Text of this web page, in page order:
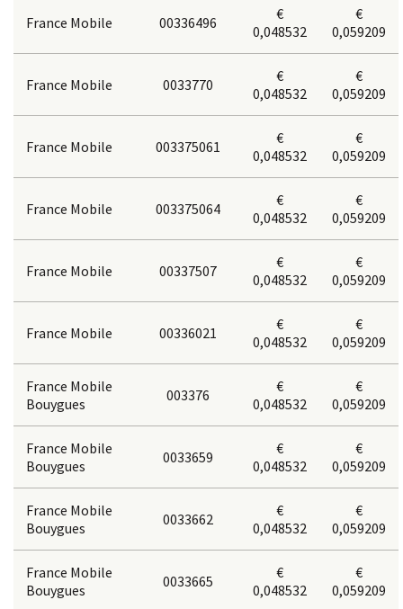
France Mobile 00336496
€
0,048532
€
0,059209
France Mobile 0033770
€
0,048532
€
0,059209
France Mobile 003375061
€
0,048532
€
0,059209
France Mobile 003375064
€
0,048532
€
0,059209
France Mobile 00337507
€
0,048532
€
0,059209
France Mobile 00336021
€
0,048532
€
0,059209
France Mobile
Bouygues
003376
€
0,048532
€
0,059209
France Mobile
Bouygues
0033659
€
0,048532
€
0,059209
France Mobile
Bouygues
0033662
€
0,048532
€
0,059209
France Mobile
Bouygues
0033665
€
0,048532
€
0,059209